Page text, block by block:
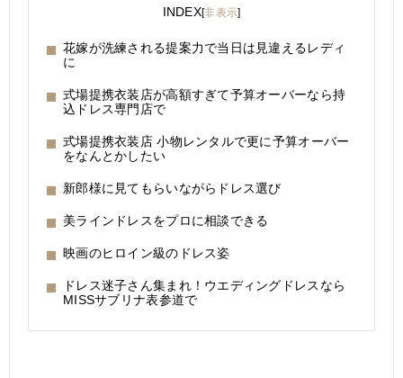
INDEX[非表示]
花嫁が洗練される提案力で当日は見違えるレディ
に
式場提携衣装店が高額すぎて予算オーバーなら持
込ドレス専門店で
式場提携衣装店 小物レンタルで更に予算オーバー
をなんとかしたい
新郎様に見てもらいながらドレス選び
美ラインドレスをプロに相談できる
映画のヒロイン級のドレス姿
ドレス迷子さん集まれ！ウエディングドレスなら
MISSサブリナ表参道で